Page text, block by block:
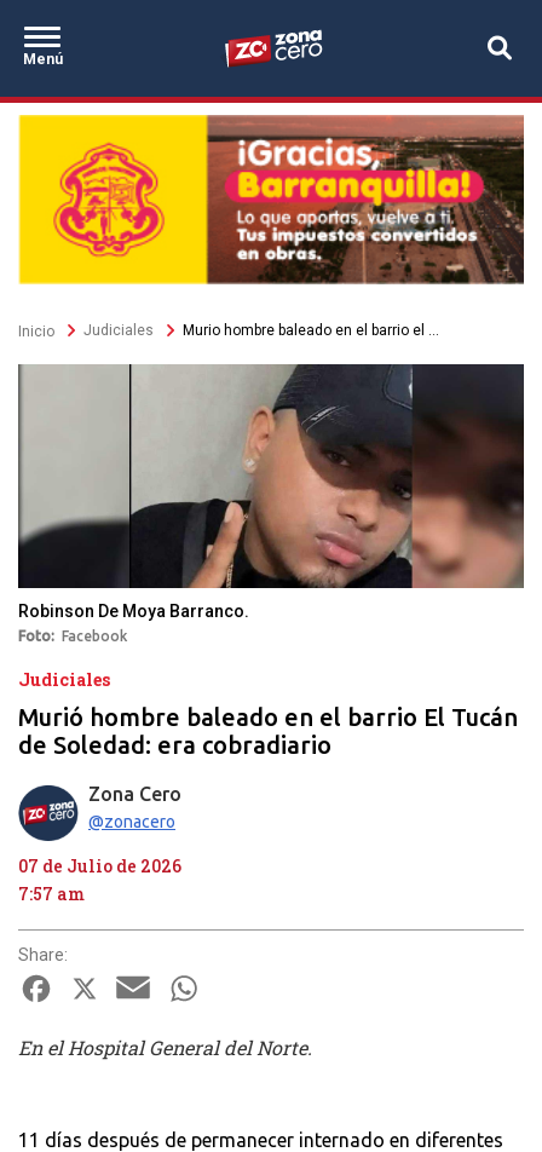
al
principal
Menú
Zona Cero
Destacados
Sobrescribir
de
Inicio Judiciales Murio hombre baleado en el barrio el ...
Robinson De Moya Barranco.
Foto Facebook
Judiciales
Murió hombre baleado en el barrio El Tucán
de Soledad: era cobradiario
Zona Cero
@zonacero
07 de Julio de 2026
7:57 am
Share:
Facebook
X Email
En el Hospital General del Norte.
11 días después de permanecer internado en diferentes